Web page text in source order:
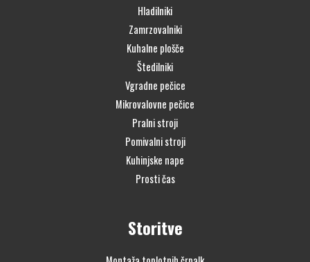
Hladilniki
Zamrzovalniki
Kuhalne plošče
Štedilniki
Vgradne pečice
Mikrovalovne pečice
Pralni stroji
Pomivalni stroji
Kuhinjske nape
Prosti čas
Storitve